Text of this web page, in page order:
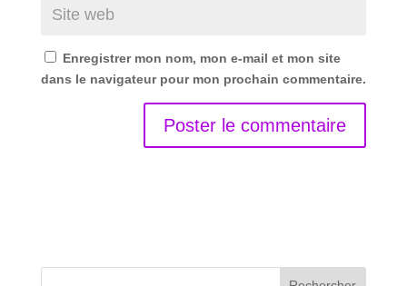
Enregistrer mon nom, mon e-mail et mon site
dans le navigateur pour mon prochain commentaire.